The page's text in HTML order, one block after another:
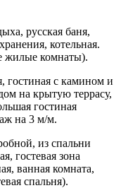
русская баня,
котельная.
жилые комнаты).
гостиная с камином и
на крытую террасу,
гостиная
на 3 м/м.
из спальни
гостевая зона
ванная комната,
спальня).